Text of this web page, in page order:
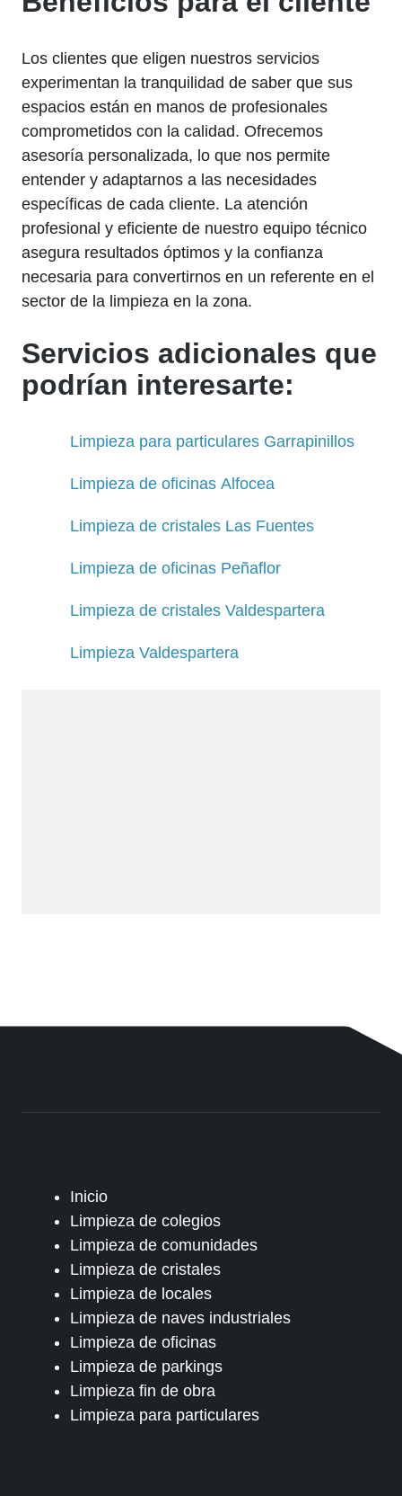
Los clientes que eligen nuestros servicios
experimentan la tranquilidad de saber que sus
espacios están en manos de profesionales
comprometidos con la calidad. Ofrecemos
asesoría personalizada, lo que nos permite
entender y adaptarnos a las necesidades
específicas de cada cliente. La atención
profesional y eficiente de nuestro equipo técnico
asegura resultados óptimos y la confianza
necesaria para convertirnos en un referente en el
sector de la limpieza en la zona.
Servicios adicionales que
podrían interesarte:
Limpieza para particulares Garrapinillos
Limpieza de oficinas Alfocea
Limpieza de cristales Las Fuentes
Limpieza de oficinas Peñaflor
Limpieza de cristales Valdespartera
Limpieza Valdespartera
Inicio
Limpieza de colegios
Limpieza de comunidades
Limpieza de cristales
Limpieza de locales
Limpieza de naves industriales
Limpieza de oficinas
Limpieza de parkings
Limpieza fin de obra
Limpieza para particulares